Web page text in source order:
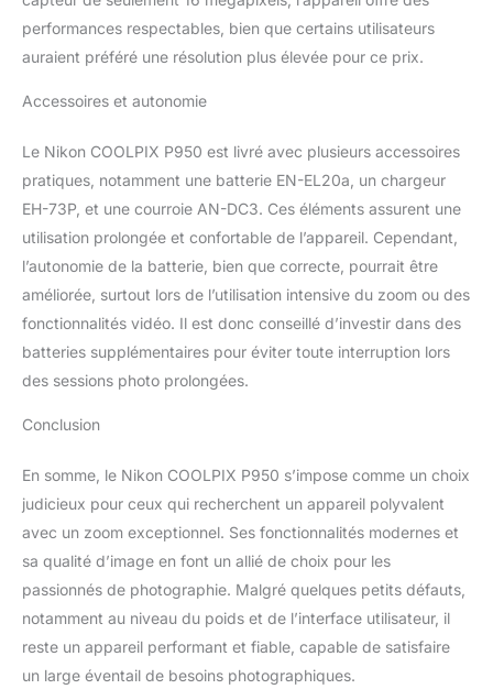
performances respectables, bien que certains utilisateurs
auraient préféré une résolution plus élevée pour ce prix.
Accessoires et autonomie
Le Nikon COOLPIX P950 est livré avec plusieurs accessoires
pratiques, notamment une batterie EN-EL20a, un chargeur
EH-73P, et une courroie AN-DC3. Ces éléments assurent une
utilisation prolongée et confortable de l’appareil. Cependant,
l’autonomie de la batterie, bien que correcte, pourrait être
améliorée, surtout lors de l’utilisation intensive du zoom ou des
fonctionnalités vidéo. Il est donc conseillé d’investir dans des
batteries supplémentaires pour éviter toute interruption lors
des sessions photo prolongées.
Conclusion
En somme, le Nikon COOLPIX P950 s’impose comme un choix
judicieux pour ceux qui recherchent un appareil polyvalent
avec un zoom exceptionnel. Ses fonctionnalités modernes et
sa qualité d’image en font un allié de choix pour les
passionnés de photographie. Malgré quelques petits défauts,
notamment au niveau du poids et de l’interface utilisateur, il
reste un appareil performant et fiable, capable de satisfaire
un large éventail de besoins photographiques.